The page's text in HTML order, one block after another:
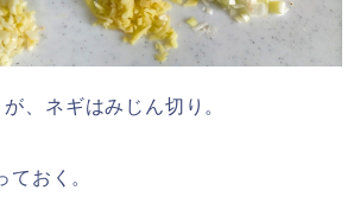
、ネギはみじん切り。
おく。